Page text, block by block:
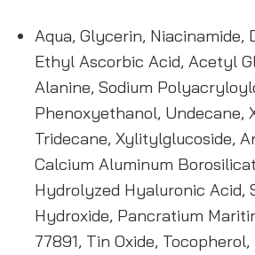
Aqua, Glycerin, Niacinamide,
Ethyl Ascorbic Acid, Acetyl
Alanine, Sodium
Phenoxyethanol, Undecane,
Tridecane, Xylitylglucoside,
Calcium Aluminum
Hydrolyzed Hyaluronic Acid,
Hydroxide, Pancratium
77891, Tin Oxide,